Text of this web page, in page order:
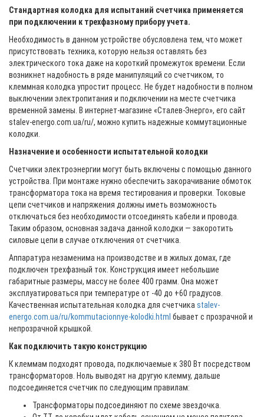
Стандартная колодка для испытаний счетчика применяется
при подключении к трехфазному прибору учета.
Необходимость в данном устройстве обусловлена тем, что может
присутствовать техника, которую нельзя оставлять без
электрического тока даже на короткий промежуток времени. Если
возникнет надобность в ряде манипуляций со счетчиком, то
клеммная колодка упростит процесс. Не будет надобности в полном
выключении электропитания и подключении на месте счетчика
временной замены. В интернет-магазине «Сталев-Энерго», его сайт
stalev-energo.com.ua/ru/, можно купить надежные коммутационные
колодки.
Назначение и особенности испытательной колодки
Счетчики электроэнергии могут быть включены с помощью данного
устройства. При монтаже нужно обеспечить закорачивание обмоток
трансформатора тока на время тестирования и проверки. Токовые
цепи счетчиков и напряжения должны иметь возможность
отключаться без необходимости отсоединять кабели и провода.
Таким образом, основная задача данной колодки — закоротить
силовые цепи в случае отключения от счетчика.
Аппаратура незаменима на производстве и в жилых домах, где
подключен трехфазный ток. Конструкция имеет небольшие
габаритные размеры, массу не более 400 грамм. Она может
эксплуатироваться при температуре от -40 до +60 градусов.
Качественная испытательная колодка для счетчика stalev-
energo.com.ua/ru/kommutacionnye-kolodki.html бывает с прозрачной и
непрозрачной крышкой.
Как подключить такую конструкцию
К клеммам подходят провода, подключаемые к 380 Вт посредством
трансформаторов. Ноль выводят на другую клемму, дальше
подсоединяется счетчик по следующим правилам:
Трансформаторы подсоединяют по схеме звездочка.